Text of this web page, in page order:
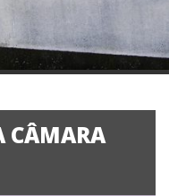
CÂMARA